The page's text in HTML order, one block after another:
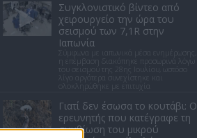
Συγκλονιστικό βίντεο από
χειρουργείο την ώρα του
σεισμού των 7,1R στην
Ιαπωνία
Σύμφωνα με ιαπωνικά μέσα ενημέρωσης,
η επέμβαση διακόπηκε προσωρινά λόγω
του σεισμού της 28ης Ιουλίου, ωστόσο
λίγο αργότερα συνεχίστηκε και
ολοκληρώθηκε με επιτυχία
Γιατί δεν έσωσα το κουτάβι: Ο
ερευνητής που κατέγραφε τη
συμβίωση του μικρού